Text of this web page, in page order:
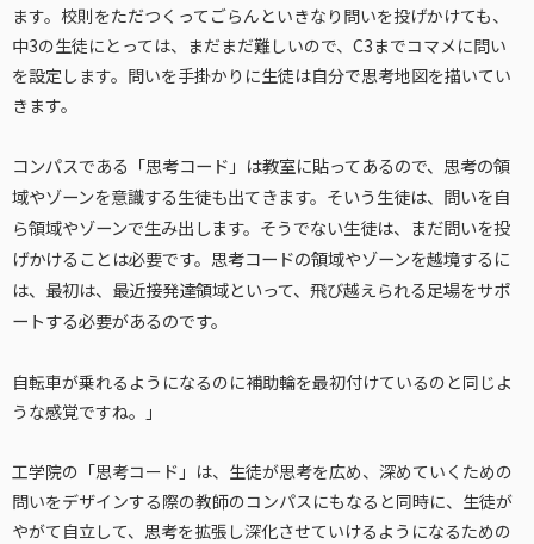
ます。校則をただつくってごらんといきなり問いを投げかけても、
中3の生徒にとっては、まだまだ難しいので、C3までコマメに問い
を設定します。問いを手掛かりに生徒は自分で思考地図を描いてい
きます。
コンパスである「思考コード」は教室に貼ってあるので、思考の領
域やゾーンを意識する生徒も出てきます。そいう生徒は、問いを自
ら領域やゾーンで生み出します。そうでない生徒は、まだ問いを投
げかけることは必要です。思考コードの領域やゾーンを越境するに
は、最初は、最近接発達領域といって、飛び越えられる足場をサポ
ートする必要があるのです。
自転車が乗れるようになるのに補助輪を最初付けているのと同じよ
うな感覚ですね。」
工学院の「思考コード」は、生徒が思考を広め、深めていくための
問いをデザインする際の教師のコンパスにもなると同時に、生徒が
やがて自立して、思考を拡張し深化させていけるようになるための